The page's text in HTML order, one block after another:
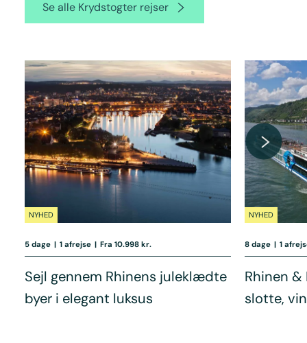
Se alle Krydstogter rejser
NYHED
5 dage | 1 afrejse | Fra 10.998 kr.
Sejl gennem Rhinens juleklædte
byer i elegant luksus
NYHED
8 dage | 1
Rhinen
slotte,